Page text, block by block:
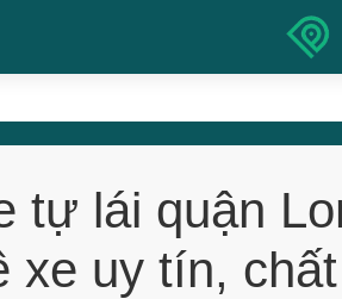
tự lái quận
xe uy tín,